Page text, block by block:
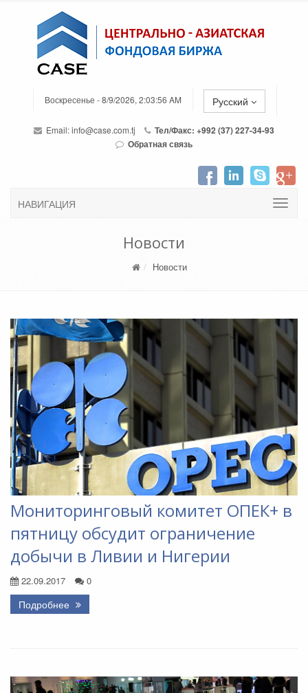
Воскресенье - 8/9/2026, 2:03:56 AM Русский
Email:info@case.com.tj
Тел/Факс: +992 (37) 227-34-93
Обратная связь
НАВИГАЦИЯ
Новости
Новости
Мониторинговый комитет ОПЕК+ в
пятницу обсудит ограничение
добычи в Ливии и Нигерии
22.09.2017 0
Подробнее